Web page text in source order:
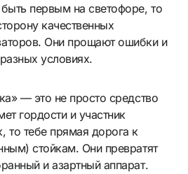
первым на светофоре, то
качественных
Они прощают ошибки и
условиях.
— это не просто средство
гордости и участник
то тебе прямая дорога к
стойкам. Они превратят
и азартный аппарат.